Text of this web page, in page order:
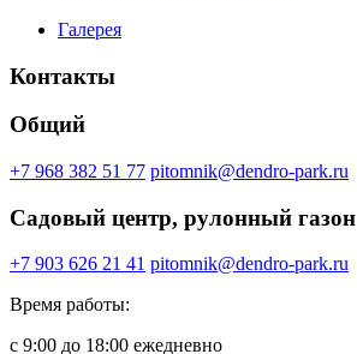
Галерея
Контакты
Общий
+7 968 382 51 77 pitomnik@dendro-park.ru
Садовый центр, рулонный газон
+7 903 626 21 41 pitomnik@dendro-park.ru
Время работы:
с 9:00 до 18:00 ежедневно